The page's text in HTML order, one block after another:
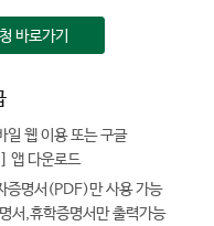
바로가기
일 웹 이용 또는 구글
앱 다운로드
증명서(PDF)만 사용 가능
서,휴학증명서만 출력가능